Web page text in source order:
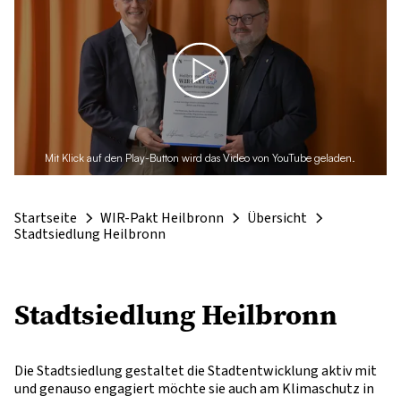
Mit Klick auf den Play-Button wird das Video von YouTube geladen.
Startseite WIR-Pakt Heilbronn
Übersicht
Stadtsiedlung Heilbronn
Stadtsiedlung Heilbronn
Die Stadtsiedlung gestaltet die Stadtentwicklung aktiv mit
und genauso engagiert möchte sie auch am Klimaschutz in